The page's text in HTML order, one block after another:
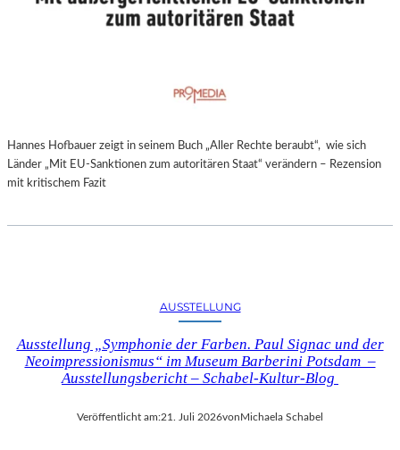
Hannes Hofbauer zeigt in seinem Buch „Aller Rechte beraubt“, wie sich
Länder „Mit EU-Sanktionen zum autoritären Staat“ verändern – Rezension
mit kritischem Fazit
AUSSTELLUNG
Ausstellung „Symphonie der Farben. Paul Signac und der
Neoimpressionismus“ im Museum Barberini Potsdam –
Ausstellungsbericht – Schabel-Kultur-Blog
Veröffentlicht am:21. Juli 2026vonMichaela Schabel